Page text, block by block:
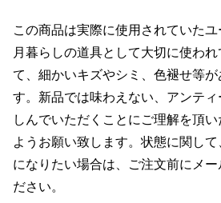
この商品は実際に使用されていた
月暮らしの道具として大切に使わ
て、細かいキズやシミ、色褪せ等
す。新品では味わえない、アンテ
しんでいただくことにご理解を頂
ようお願い致します。状態に関し
になりたい場合は、ご注文前にメー
ださい。